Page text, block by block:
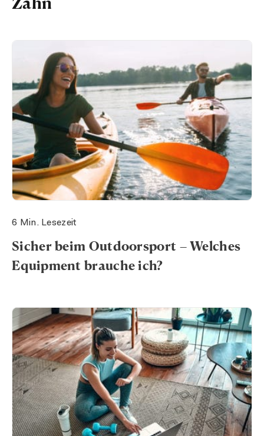
Sicher beim Outdoorsport – Welches
Equipment brauche ich?
6 Min. Lesezeit